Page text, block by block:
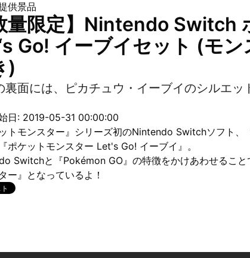
供景品
量限定】Nintendo Switch
Go! イーブイセット (モ
)
裏面には、ピカチュウ・イーブイのシルエッ
日: 2019-05-31 00:00:00
ットモンスター』シリーズ初のNintendo Switchソフト
ポケットモンスター Let's Go! イーブイ』。
Switchと『Pokémon GO』の特徴をかけあわせること
ー』となっているよ！